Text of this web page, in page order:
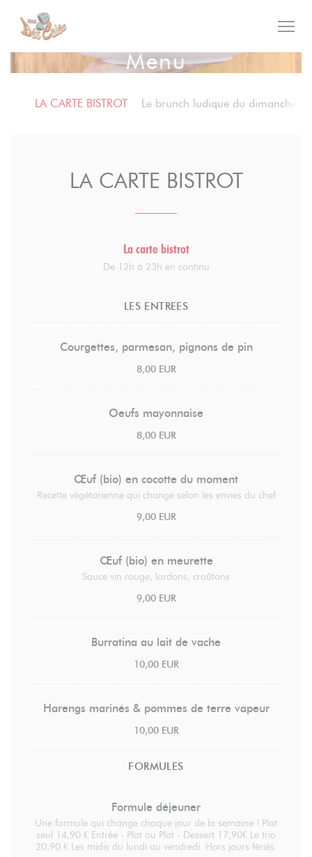
Personalizzazione delle tue scelte sui cookie
Menu
LA CARTE BISTROT Le brunch ludique du dimanche
LA CARTE BISTROT
La carte bistrot
De 12h à 23h en continu
LES ENTREES
Courgettes, parmesan, pignons de pin
8,00 EUR
Oeufs mayonnaise
8,00 EUR
Œuf (bio) en cocotte du moment
Recette végétarienne qui change selon les envies du chef
9,00 EUR
Œuf (bio) en meurette
Sauce vin rouge, lardons, croûtons
9,00 EUR
Burratina au lait de vache
10,00 EUR
Harengs marinés & pommes de terre vapeur
10,00 EUR
FORMULES
Formule déjeuner
Une formule qui change chaque jour de la semaine ! Plat
seul 14,90 € Entrée - Plat ou Plat - Dessert 17,90€ Le trio
20,90 € Les midis du lundi au vendredi. Hors jours fériés.